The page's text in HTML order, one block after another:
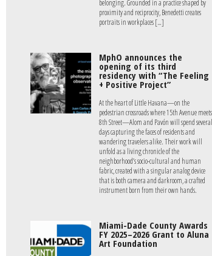
belonging. Grounded in a practice shaped by
proximity and reciprocity, Benedetti creates
portraits in workplaces […]
MphO announces the
opening of its third
residency with “The Feeling
+ Positive Project”
At the heart of Little Havana—on the
pedestrian crossroads where 15th Avenue meets
8th Street—Alom and Pavón will spend several
days capturing the faces of residents and
wandering travelers alike. Their work will
unfold as a living chronicle of the
neighborhood’s socio-cultural and human
fabric, created with a singular analog device
that is both camera and darkroom, a crafted
instrument born from their own hands.
Miami-Dade County Awards
FY 2025–2026 Grant to Aluna
Art Foundation